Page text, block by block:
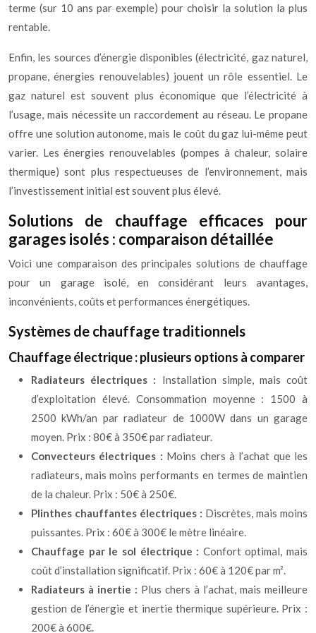
terme (sur 10 ans par exemple) pour choisir la solution la plus
rentable.
Enfin, les sources d’énergie disponibles (électricité, gaz naturel,
propane, énergies renouvelables) jouent un rôle essentiel. Le
gaz naturel est souvent plus économique que l’électricité à
l’usage, mais nécessite un raccordement au réseau. Le propane
offre une solution autonome, mais le coût du gaz lui-même peut
varier. Les énergies renouvelables (pompes à chaleur, solaire
thermique) sont plus respectueuses de l’environnement, mais
l’investissement initial est souvent plus élevé.
Solutions de chauffage efficaces pour
garages isolés : comparaison détaillée
Voici une comparaison des principales solutions de chauffage
pour un garage isolé, en considérant leurs avantages,
inconvénients, coûts et performances énergétiques.
Systèmes de chauffage traditionnels
Chauffage électrique : plusieurs options à comparer
Radiateurs électriques : Installation simple, mais coût
d’exploitation élevé. Consommation moyenne : 1500 à
2500 kWh/an par radiateur de 1000W dans un garage
moyen. Prix : 80€ à 350€ par radiateur.
Convecteurs électriques : Moins chers à l’achat que les
radiateurs, mais moins performants en termes de maintien
de la chaleur. Prix : 50€ à 250€.
Plinthes chauffantes électriques : Discrètes, mais moins
puissantes. Prix : 60€ à 300€ le mètre linéaire.
Chauffage par le sol électrique : Confort optimal, mais
coût d’installation significatif. Prix : 60€ à 120€ par m².
Radiateurs à inertie : Plus chers à l’achat, mais meilleure
gestion de l’énergie et inertie thermique supérieure. Prix :
200€ à 600€.